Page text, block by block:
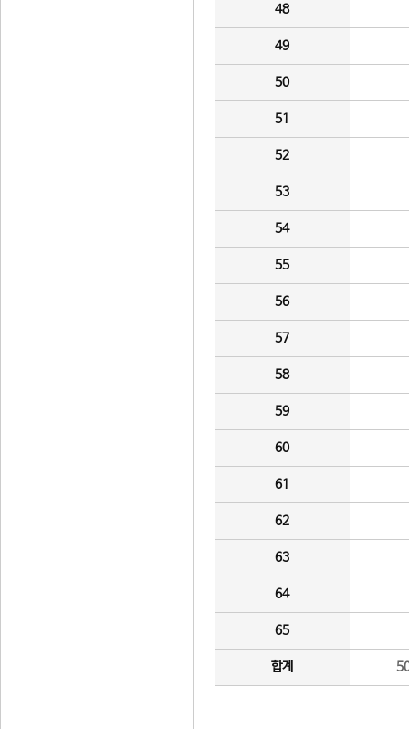
48
49
50
51
52
53
54
55
56
57
58
59
60
61
62
63
64
65
합계